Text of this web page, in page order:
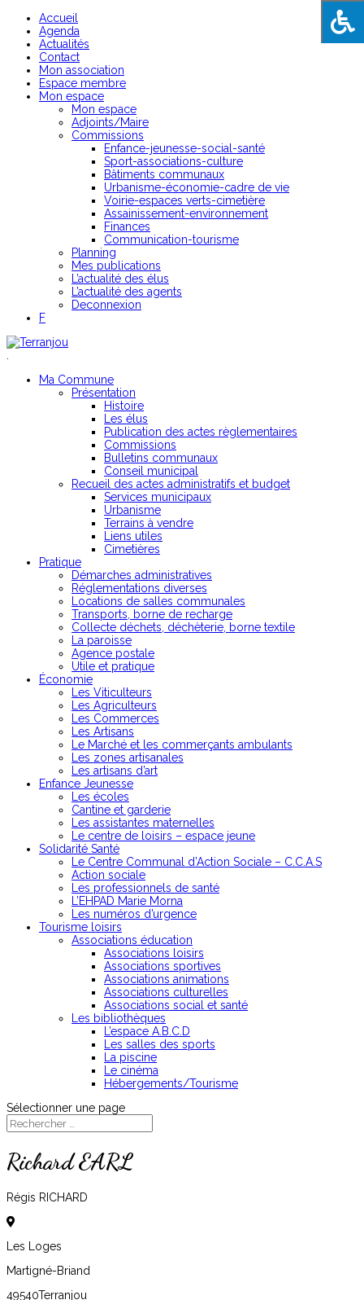
Accueil
Agenda
Actualités
Contact
Mon association
Espace membre
Mon espace
Mon espace
Adjoints/Maire
Commissions
Enfance-jeunesse-social-santé
Sport-associations-culture
Bâtiments communaux
Urbanisme-économie-cadre de vie
Voirie-espaces verts-cimetière
Assainissement-environnement
Finances
Communication-tourisme
Planning
Mes publications
L’actualité des élus
L’actualité des agents
Deconnexion
F
Ma Commune
Présentation
Histoire
Les élus
Publication des actes règlementaires
Commissions
Bulletins communaux
Conseil municipal
Recueil des actes administratifs et budget
Services municipaux
Urbanisme
Terrains à vendre
Liens utiles
Cimetières
Pratique
Démarches administratives
Réglementations diverses
Locations de salles communales
Transports, borne de recharge
Collecte déchets, déchèterie, borne textile
La paroisse
Agence postale
Utile et pratique
Économie
Les Viticulteurs
Les Agriculteurs
Les Commerces
Les Artisans
Le Marché et les commerçants ambulants
Les zones artisanales
Les artisans d’art
Enfance Jeunesse
Les écoles
Cantine et garderie
Les assistantes maternelles
Le centre de loisirs – espace jeune
Solidarité Santé
Le Centre Communal d’Action Sociale – C.C.A.S
Action sociale
Les professionnels de santé
L’EHPAD Marie Morna
Les numéros d’urgence
Tourisme loisirs
Associations éducation
Associations loisirs
Associations sportives
Associations animations
Associations culturelles
Associations social et santé
Les bibliothèques
L’espace A.B.C.D
Les salles des sports
La piscine
Le cinéma
Hébergements/Tourisme
Sélectionner une page
Richard EARL
Régis RICHARD
Les Loges
Martigné-Briand
49540Terranjou